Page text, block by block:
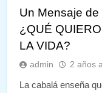
Un Mensaje de
¿QUÉ
LA VIDA?
admin 2 años
La cabalá enseña